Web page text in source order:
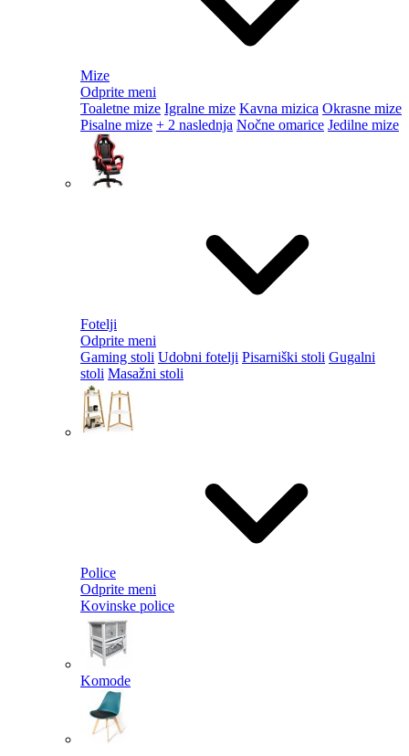
Mize
Odprite meni
Toaletne mize Igralne mize Kavna mizica Okrasne mize
Pisalne mize + 2 naslednja Nočne omarice Jedilne mize
Fotelji
Odprite meni
Gaming stoli Udobni fotelji Pisarniški stoli Gugalni
stoli Masažni stoli
Police
Odprite meni
Kovinske police
Komode